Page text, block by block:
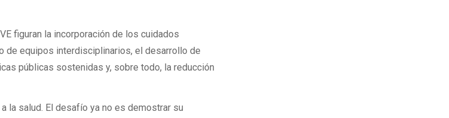
figuran la incorporación de los cuidados
de equipos interdisciplinarios, el desarrollo de
públicas sostenidas y, sobre todo, la reducción
la salud. El desafío ya no es demostrar su